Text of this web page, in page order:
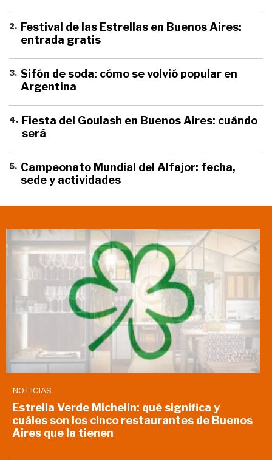
2. Festival de las Estrellas en Buenos Aires:
entrada gratis
3. Sifón de soda: cómo se volvió popular en
Argentina
4. Fiesta del Goulash en Buenos Aires: cuándo
será
5. Campeonato Mundial del Alfajor: fecha,
sede y actividades
NOTICIAS
Estrella Verde Michelin: qué significa y
cuáles son los cinco restaurantes de Buenos
Aires que la tienen